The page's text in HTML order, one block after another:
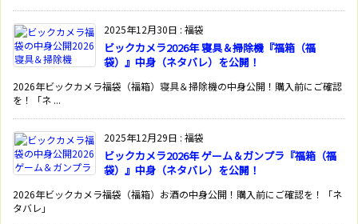
2025年12月30日 : 福袋
ビックカメラ2026年 寝具＆掃除機『福箱（福
袋）』中身（ネタバレ）を公開！
2026年ビックカメラ福袋（福箱）寝具＆掃除機の中身公開！購入前にご確認
を！「ネ ...
2025年12月29日 : 福袋
ビックカメラ2026年 ゲーム＆ガンプラ『福箱（福
袋）』中身（ネタバレ）を公開！
2026年ビックカメラ福袋（福箱）お酒の中身公開！購入前にご確認を！「ネ
タバレ」